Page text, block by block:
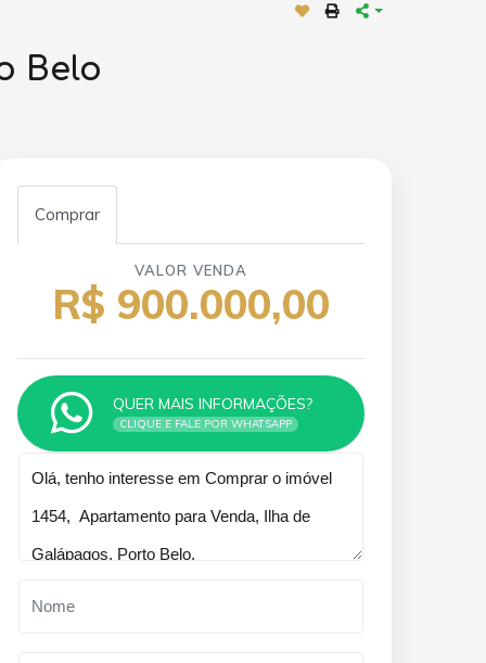
Belo
Comprar
VALOR VENDA
R$ 900.000,00
QUER MAIS INFORMAÇÕES?
CLIQUE E FALE POR WHATSAPP
você?